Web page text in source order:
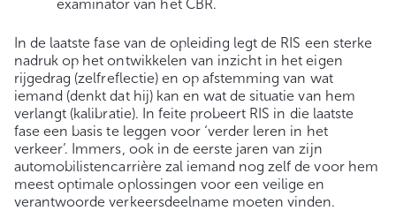
examinator van het CBR.
In de laatste fase van de opleiding legt de RIS een sterke
nadruk op het ontwikkelen van inzicht in het eigen
rijgedrag (zelfreflectie) en op afstemming van wat
iemand (denkt dat hij) kan en wat de situatie van hem
verlangt (kalibratie). In feite probeert RIS in die laatste
fase een basis te leggen voor ‘verder leren in het
verkeer’. Immers, ook in de eerste jaren van zijn
automobilistencarrière zal iemand nog zelf de voor hem
meest optimale oplossingen voor een veilige en
verantwoorde verkeersdeelname moeten vinden.